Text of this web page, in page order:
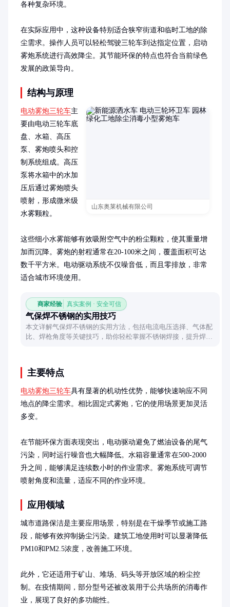
各种复杂环境。
在实际应用中，这种设备特别适合狭窄街道和临时工地的除
尘需求。操作人员可以轻松驾驶三轮车到达指定位置，启动
雾炮系统进行高效降尘。其节能环保的特点也符合当前绿色
发展的政策导向。
结构与原理
山东奥莱机械有限公司
电动雾炮三轮车主
要由电动三轮车底
盘、水箱、高压
泵、雾炮喷头和控
制系统组成。高压
泵将水箱中的水加
压后通过雾炮喷头
喷射，形成微米级
水雾颗粒。
这些细小水雾能够有效吸附空气中的粉尘颗粒，使其重量增
加而沉降。雾炮的射程通常在20-100米之间，覆盖面积可达
数千平方米。电动驱动系统不仅噪音低，而且零排放，非常
适合城市环境使用。
商家经验 真实案例 · 安全可信
气保焊不锈钢的实用技巧
本文详解气保焊不锈钢的实用方法，包括电流电压选择、气体配
比、焊枪角度等关键技巧，助你轻松掌握不锈钢焊接，提升焊接
主要特点
电动雾炮三轮车具有显著的机动性优势，能够快速响应不同
地点的降尘需求。相比固定式雾炮，它的使用场景更加灵活
多变。
在节能环保方面表现突出，电动驱动避免了燃油设备的尾气
污染，同时运行噪音也大幅降低。水箱容量通常在500-2000
升之间，能够满足连续数小时的作业需求。雾炮系统可调节
喷射角度和流量，适应不同的作业环境。
应用领域
城市道路保洁是主要应用场景，特别是在干燥季节或施工路
段，能够有效抑制扬尘污染。建筑工地使用时可以显著降低
PM10和PM2.5浓度，改善施工环境。
此外，它还适用于矿山、堆场、码头等开放区域的粉尘控
制。在疫情期间，部分型号还被改装用于公共场所的消毒作
业，展现了良好的多功能性。